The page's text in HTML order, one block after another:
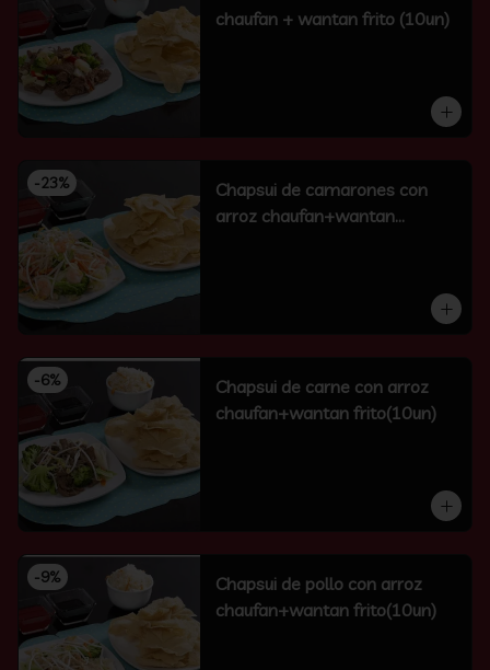
chaufan + wantan frito (10un)
-23%
Chapsui de camarones con
arroz chaufan+wantan
-6%
Chapsui de carne con arroz
chaufan+wantan frito(10un)
-9%
Chapsui de pollo con arroz
chaufan+wantan frito(10un)